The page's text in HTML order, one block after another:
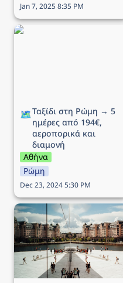
Jan 7, 2025 8:35 PM
Ταξίδι στη Ρώμη → 5
🗺️Ταξίδι στη Ρώμη → 5
ημέρες από 194€,
αεροπορικά και
διαμονή
Αθήνα
Ρώμη
Dec 23, 2024 5:30 PM
Ταξίδι στο Όσλο (25η
Μαρτίου) → 5 ημέρες
από 292€, αεροπορικά
και διαμονή